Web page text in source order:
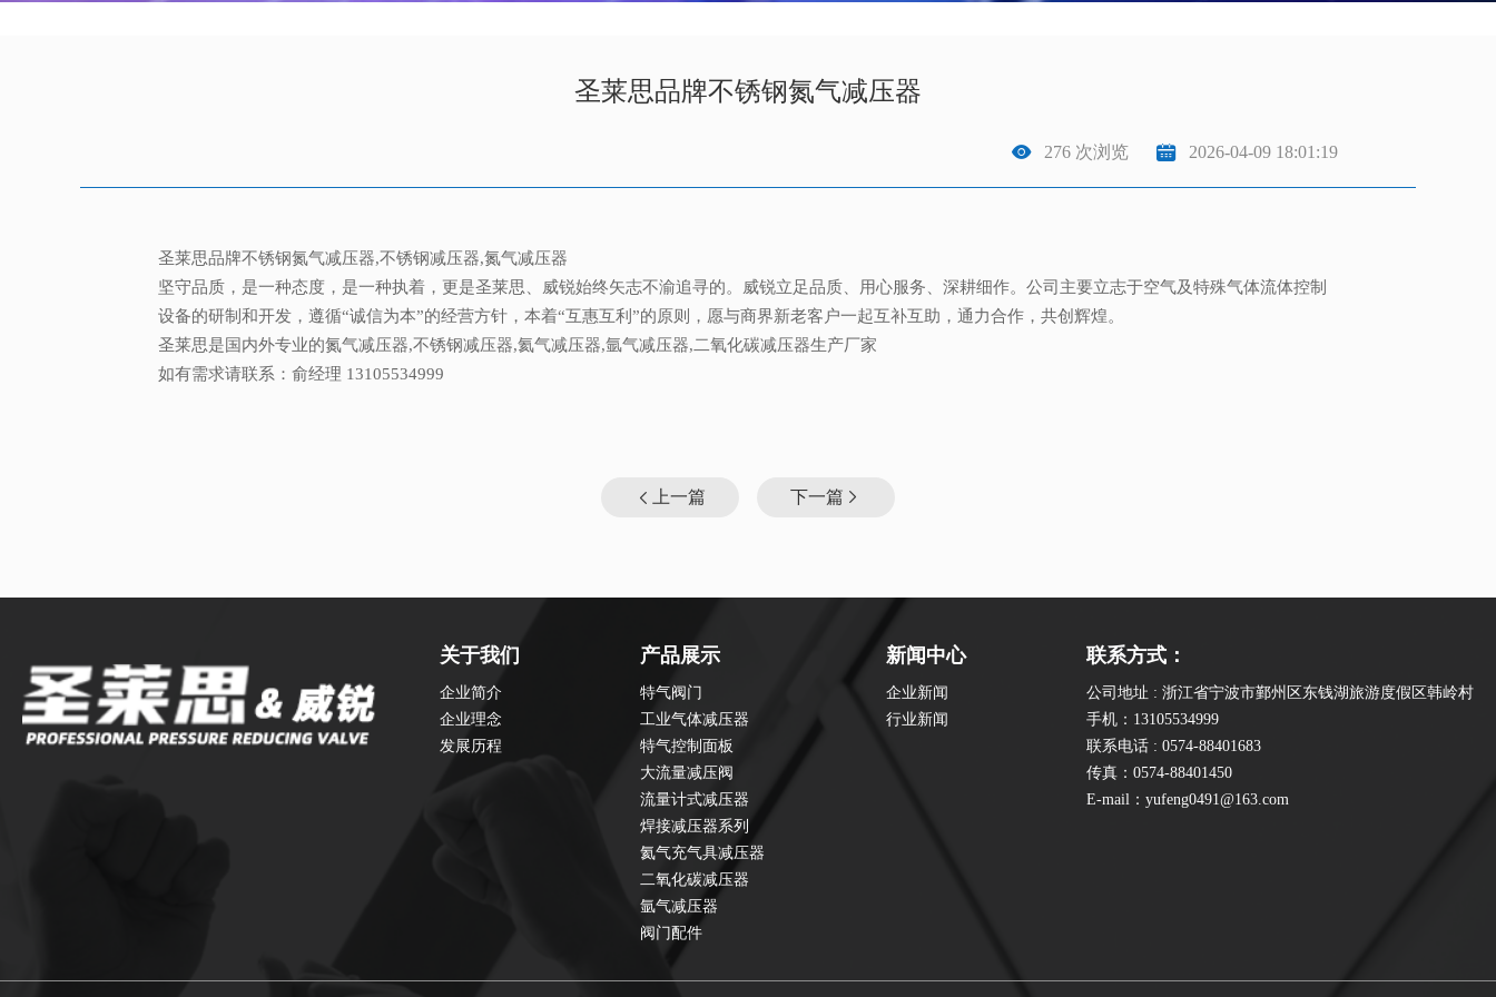
圣莱思品牌不锈钢氮气减压器
 276 次浏览  2026-04-09 18:01:19
圣莱思品牌不锈钢氮气减压器,不锈钢减压器,氮气减压器
坚守品质，是一种态度，是一种执着，更是圣莱思、威锐始终矢志不渝追寻的。威锐立足品质、用心服务、深耕细作。公司主要立志于空气及特殊气体流体控制
设备的研制和开发，遵循“诚信为本”的经营方针，本着“互惠互利”的原则，愿与商界新老客户一起互补互助，通力合作，共创辉煌。
圣莱思是国内外专业的氮气减压器,不锈钢减压器,氦气减压器,氩气减压器,二氧化碳减压器生产厂家
如有需求请联系：俞经理 13105534999
 上一篇 下一篇 
关于我们
企业简介
企业理念
发展历程
产品展示
特气阀门
工业气体减压器
特气控制面板
大流量减压阀
流量计式减压器
焊接减压器系列
氦气充气具减压器
二氧化碳减压器
氩气减压器
阀门配件
新闻中心
企业新闻
行业新闻
联系方式：
公司地址 : 浙江省宁波市鄞州区东钱湖旅游度假区韩岭村
手机：13105534999
联系电话 : 0574-88401683
传真：0574-88401450
E-mail：yufeng0491@163.com